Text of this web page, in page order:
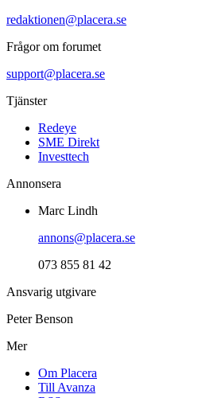
redaktionen@placera.se
Frågor om forumet
support@placera.se
Tjänster
Redeye
SME Direkt
Investtech
Annonsera
Marc Lindh
annons@placera.se
073 855 81 42
Ansvarig utgivare
Peter Benson
Mer
Om Placera
Till Avanza